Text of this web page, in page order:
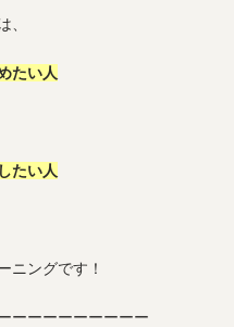
、
たい人
たい人
ニングです！
ーーーーーーーーー